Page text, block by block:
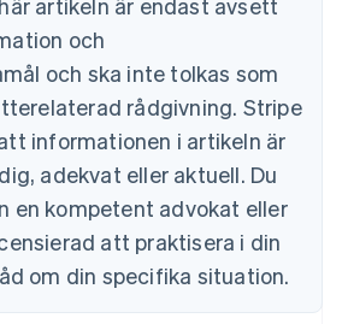
artikeln är endast avsett
och
och ska inte tolkas som
rådgivning. Stripe
informationen i artikeln är
adekvat eller aktuell. Du
en kompetent advokat eller
att praktisera i din
om din specifika situation.